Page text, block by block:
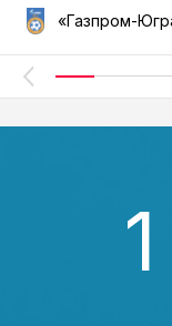
«Газпром-
1